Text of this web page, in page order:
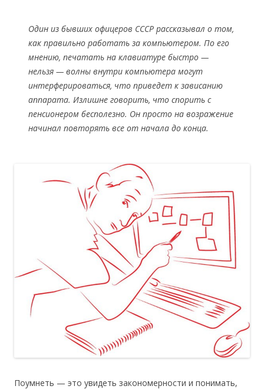
Один из бывших офицеров СССР рассказывал о том,
как правильно работать за компьютером. По его
мнению, печатать на клавиатуре быстро —
нельзя — волны внутри компьютера могут
интерферироваться, что приведет к зависанию
аппарата. Излишне говорить, что спорить с
пенсионером бесполезно. Он просто на возражение
начинал повторять все от начала до конца.
Поумнеть — это увидеть закономерности и понимать,